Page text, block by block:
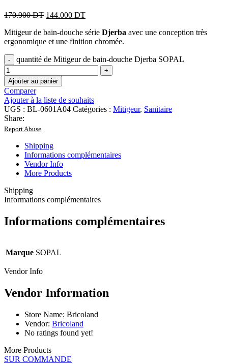
170.900DT 144.000 DT
Mitigeur de bain-douche série Djerba avec une conception très
ergonomique et une finition chromée.
quantité de Mitigeur de bain-douche Djerba SOPAL
Ajouter au panier
Comparer
Ajouter à la liste de souhaits
UGS : BL-0601A04 Catégories : Mitigeur, Sanitaire
Share:
Report Abuse
Shipping
Informations complémentaires
Vendor Info
More Products
Shipping
Informations complémentaires
Informations complémentaires
Marque SOPAL
Vendor Info
Vendor Information
Store Name: Bricoland
Vendor: Bricoland
No ratings found yet!
More Products
SUR COMMANDE